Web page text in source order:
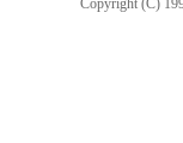
Copyright (C)